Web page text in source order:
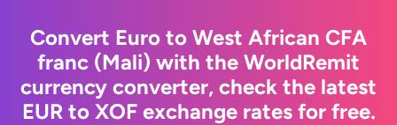
Convert Euro to West African CFA
franc (Mali) with the WorldRemit
currency converter, check the latest
EUR to XOF exchange rates for free.